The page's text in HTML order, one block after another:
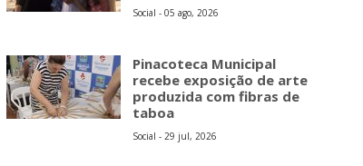
Social - 05 ago, 2026
Pinacoteca Municipal
recebe exposição de arte
produzida com fibras de
taboa
Social - 29 jul, 2026